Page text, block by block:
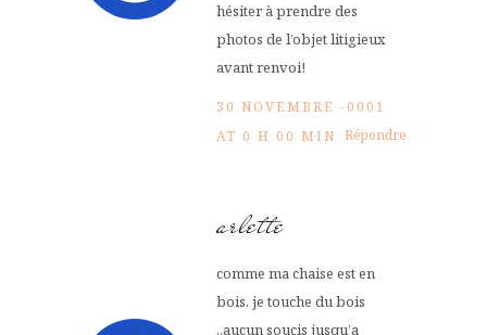
hésiter à prendre des
photos de l’objet litigieux
avant renvoi!
30 NOVEMBRE -0001
AT 0 H 00 MIN Répondre
arlette
comme ma chaise est en
bois, je touche du bois
..aucun soucis jusqu’a